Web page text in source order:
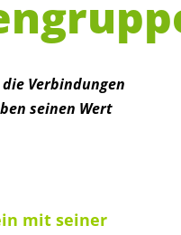
Verbindungen
seinen Wert
mit seiner